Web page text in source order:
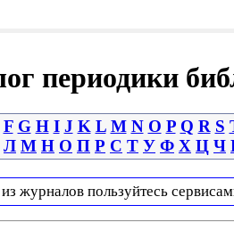
периодики
F G H I J K L M N O P Q R S
Л М Н О П Р С Т У Ф Х Ц Ч
журналов пользуйтесь